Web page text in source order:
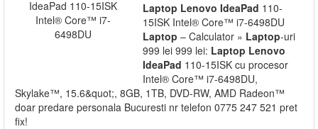
Laptop Lenovo IdeaPad 110-
15ISK Intel® Core™ i7-6498DU
Laptop – Calculator » Laptop-uri
999 lei 999 lei: Laptop Lenovo
IdeaPad 110-15ISK cu procesor
Intel® Core™ i7-6498DU,
Skylake™, 15.6&quot;, 8GB, 1TB, DVD-RW, AMD Radeon™
doar predare personala Bucuresti nr telefon 0775 247 521 pret
fix!